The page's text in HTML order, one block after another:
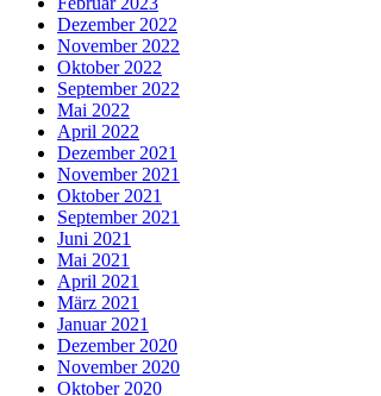
Dezember 2022
November 2022
Oktober 2022
September 2022
Mai 2022
April 2022
Dezember 2021
November 2021
Oktober 2021
September 2021
Juni 2021
Mai 2021
April 2021
März 2021
Januar 2021
Dezember 2020
November 2020
Oktober 2020